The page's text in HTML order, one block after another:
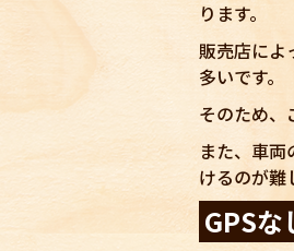
ります。
販売店によ
多いです。
そのため、
また、車
けるのが難
GPSな